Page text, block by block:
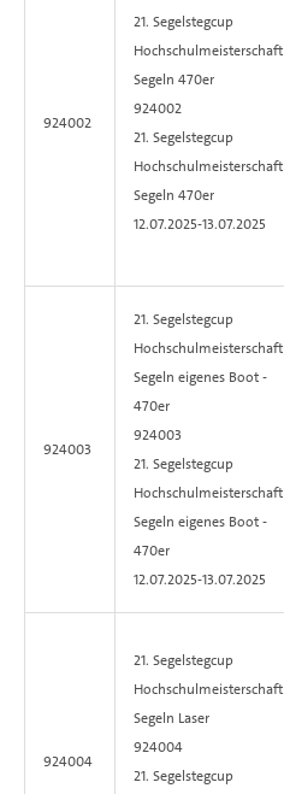
924002
21. Segelstegcup
Hochschulmeisterschaft
Segeln 470er
924002
21. Segelstegcup
Hochschulmeisterschaft
Segeln 470er
12.07.2025-13.07.2025
924003
21. Segelstegcup
Hochschulmeisterschaft
Segeln eigenes Boot -
470er
924003
21. Segelstegcup
Hochschulmeisterschaft
Segeln eigenes Boot -
470er
12.07.2025-13.07.2025
924004
21. Segelstegcup
Hochschulmeisterschaft
Segeln Laser
924004
21. Segelstegcup